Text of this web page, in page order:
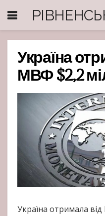
Україна
МВФ $2,2
Україна отримала